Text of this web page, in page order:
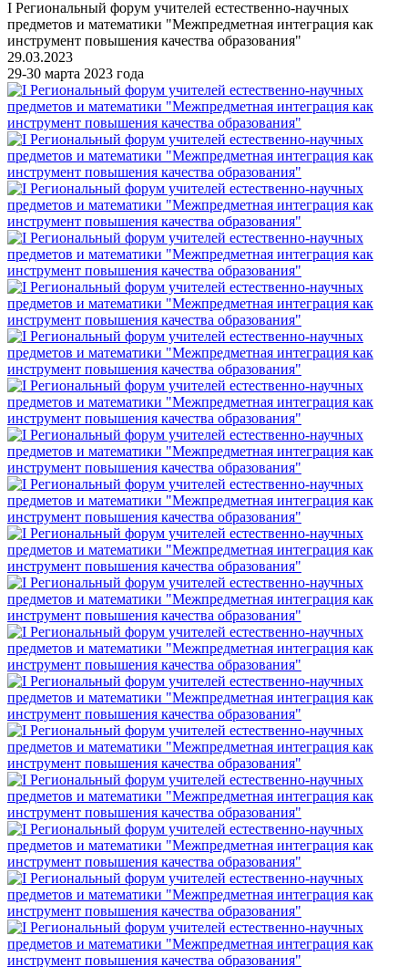
I Региональный форум учителей естественно-научных
предметов и математики "Межпредметная интеграция как
инструмент повышения качества образования"
29.03.2023
29-30 марта 2023 года